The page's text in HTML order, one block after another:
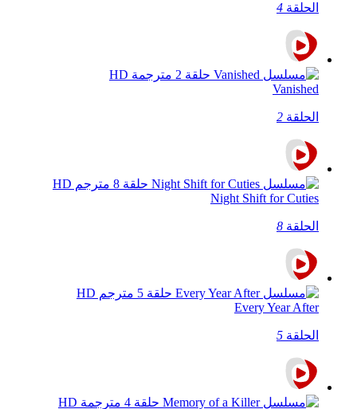
الحلقة 4
Vanished
الحلقة 2
Night Shift for Cuties
الحلقة 8
Every Year After
الحلقة 5